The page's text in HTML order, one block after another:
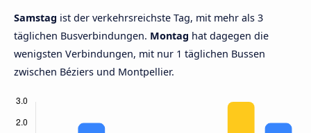
Samstag ist der verkehrsreichste Tag, mit mehr als 3
täglichen Busverbindungen. Montag hat dagegen die
wenigsten Verbindungen, mit nur 1 täglichen Bussen
zwischen Béziers und Montpellier.